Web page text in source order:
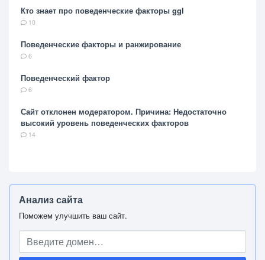
Кто знает про поведенческие факторы ggl
10
Поведенческие факторы и ранжирование
6
Поведенческий фактор
6
Сайт отклонен модератором. Причина: Недостаточно
высокий уровень поведенческих факторов
14
Анализ сайта
Поможем улучшить ваш сайт.